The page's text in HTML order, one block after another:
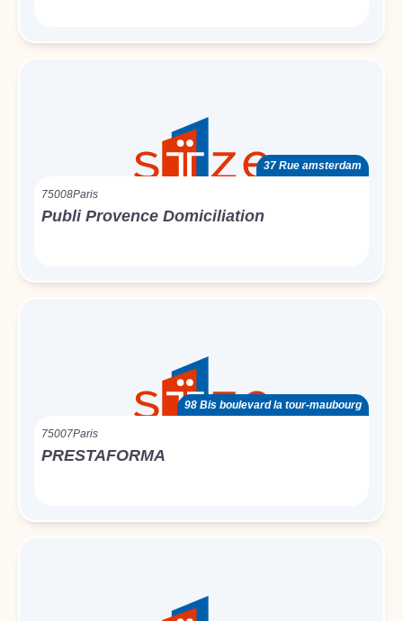
37 Rue amsterdam
75008Paris
Publi Provence Domiciliation
98 Bis boulevard la tour-maubourg
75007Paris
PRESTAFORMA